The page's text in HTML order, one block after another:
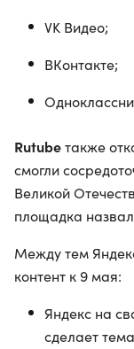
VK Видео;
ВКонтакте;
Rutubeтакже
смогли
Великой
площадка
Между тем
контент к 9 мая:
Яндекс на
сделает